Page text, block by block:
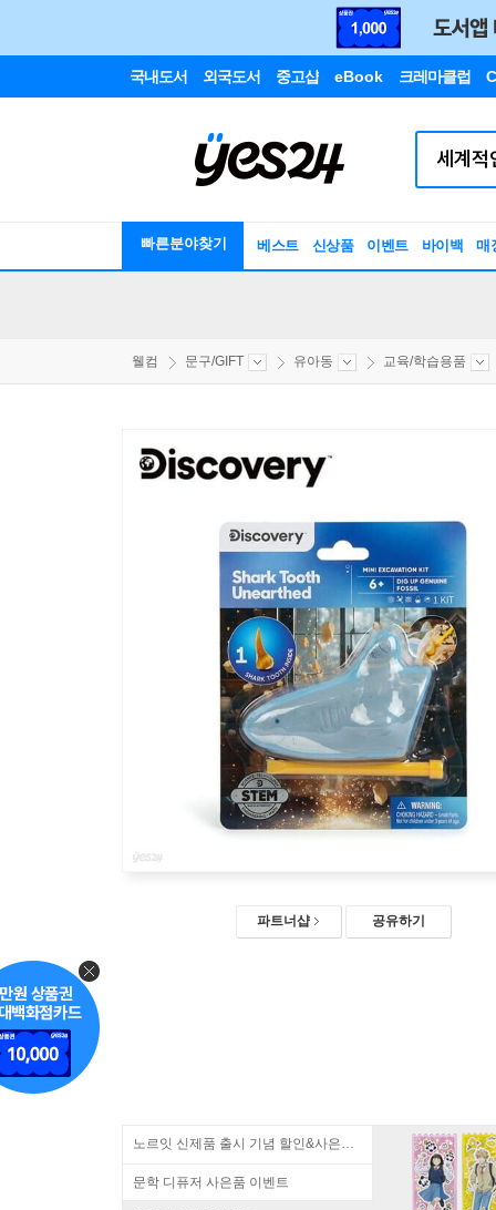
국내도서 외국도서 중고샵 eBook 크레마클럽
빠른분야찾기 베스트 신상품 이벤트 바이백 매
웰컴 문구/GIFT 유아동 교육/학습용품
파트너샵 공유하기
노르잇 신제품 출시 기념 할인&사은품 증정!
문학 디퓨저 사은품 이벤트